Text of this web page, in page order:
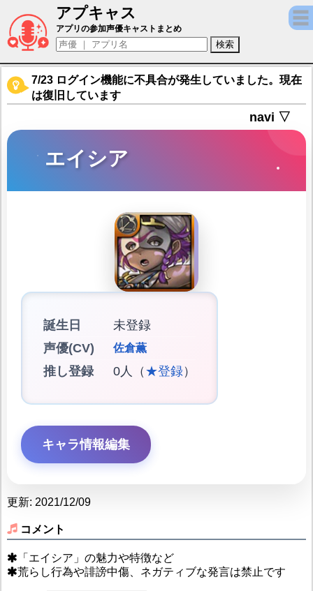
アプキャス
エイシア（声優：佐倉薫)【アナザーエデン
アプリの参加声優キャストまとめ
7/23 ログイン機能に不具合が発生していました。現在
は復旧しています
navi ▽
エイシア
誕生日
未登録
声優(CV)
佐倉薫
推し登録 0人（ ★登録）
キャラ情報編集
更新: 2021/12/09
コメント
「エイシア」の魅力や特徴など
荒らし行為や誹謗中傷、ネガティブな発言は禁止です